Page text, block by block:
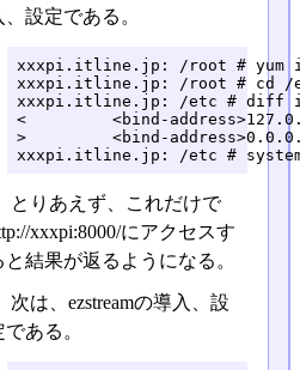
、設定である。
xxxpi.itline.jp: /root # yum
xxxpi.itline.jp: /root # cd /
xxxpi.itline.jp: /etc # diff
<         <bind-
>         <bind-
xxxpi.itline.jp: /etc #
とりあえず、これだけで
xxxpi:8000/にアクセスす
と結果が返るようになる。
次は、ezstreamの導入、設
である。